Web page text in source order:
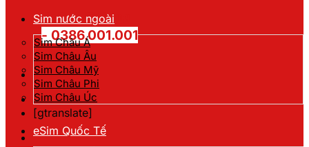
Hotline đặt hàng
- 0386.001.001
[gtranslate]
Sim nước ngoài
Sim Châu Á
Sim Châu Âu
Sim Châu Mỹ
Sim Châu Phi
Sim Châu Úc
eSim Quốc Tế